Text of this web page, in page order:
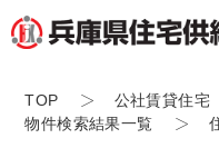
TOP 公社賃貸住宅
物件検索結果一覧